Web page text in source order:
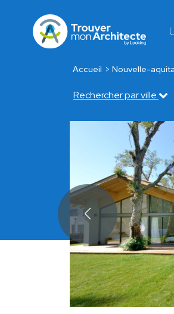
Accueil Nouvelle-
Rechercher par ville